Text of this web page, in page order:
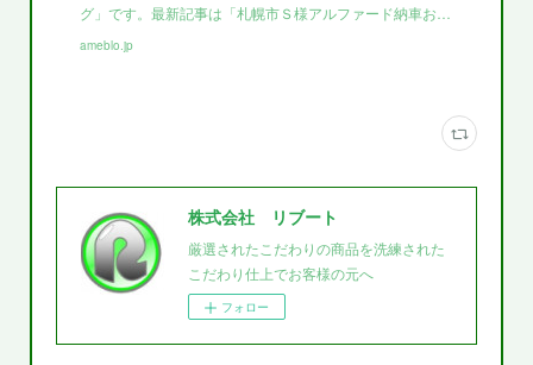
グ」です。最新記事は「札幌市Ｓ様アルファード納車お…
ameblo.jp
株式会社 リブート
厳選されたこだわりの商品を洗練された
こだわり仕上でお客様の元へ
フォロー